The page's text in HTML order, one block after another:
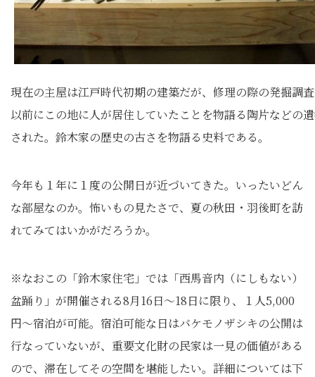
現在の主屋は江戸時代初期の建築だが、修理の際の発掘調
以前にこの地に人が居住していたことを物語る陶片などの
された。鈴木家の歴史の古さを物語る史料である。
今年も１年に１度の公開日が近づいてきた。いったいどん
な部屋なのか。怖いもの見たさで、夏の秋田・羽後町を訪
れてみてはいかがだろうか。
※なおこの「鈴木家住宅」では「西馬音内（にしもない）
盆踊り」が開催される8月16日～18日に限り、１人5,000
円～宿泊が可能。宿泊可能な日はバケモノザシキの公開は
行なっていないが、重要文化財の民家は一見の価値がある
ので、滞在してその空間を堪能したい。詳細については下